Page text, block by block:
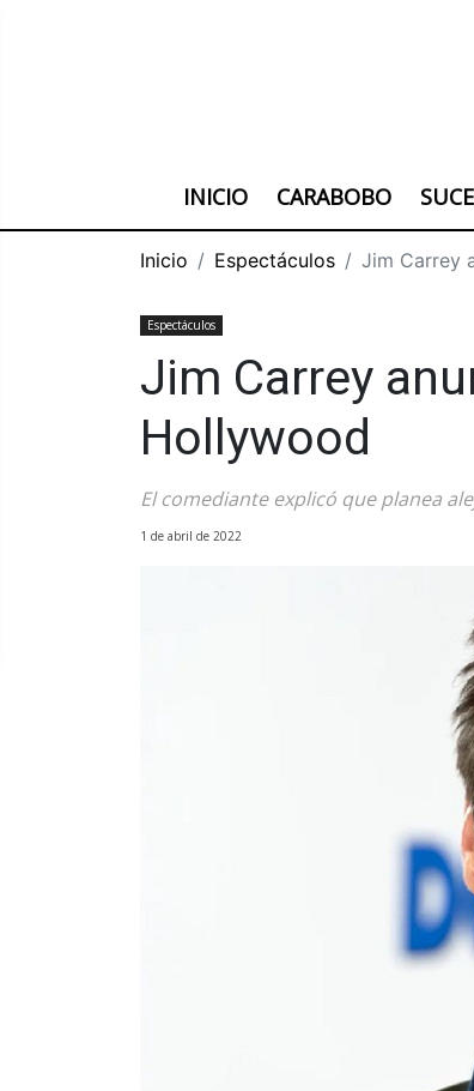
INICIO CARABOBO
Inicio Espectáculos Jim Carrey
Espectáculos
Jim Carrey
Hollywood
El comediante explicó que planea
1 de abril de 2022